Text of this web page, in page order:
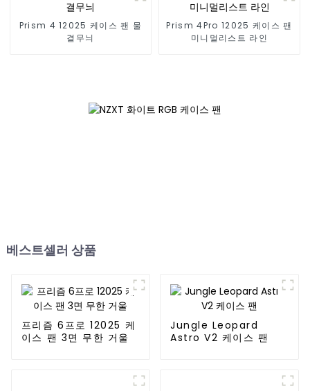
Prism 4 12025 케이스 팬 물
결무늬
Prism 4Pro 12025 케이스 팬
미니멀리스트 라인
베스트셀러 상품
프리즘 6프로 12025 케
이스 팬 3면 무한 거울
Jungle Leopard
Astro V2 케이스 팬